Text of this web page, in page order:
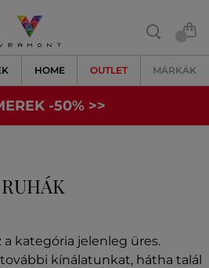
HOME OUTLET MÁRKÁK
-50% >>
RUHÁK
a kategória jelenleg üres.
kínálatunkat, hátha talál